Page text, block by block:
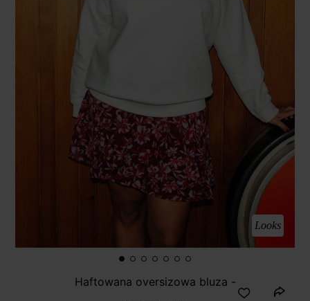
Looks
Haftowana oversizowa bluza -